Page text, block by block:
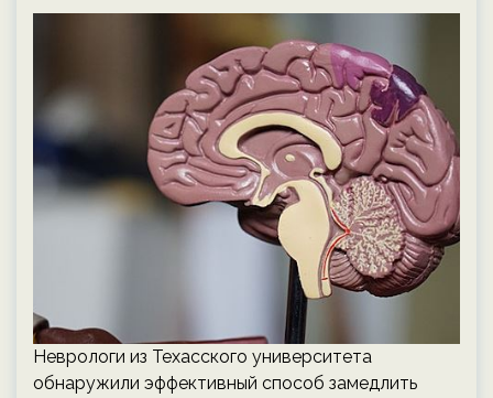
Неврологи из Техасского университета
обнаружили эффективный способ замедлить